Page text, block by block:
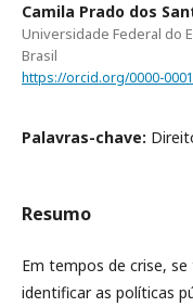
Camila Prado dos
Universidade Federal do
Brasil
https://orcid.org/0000-
Palavras-chave:
Resumo
Em tempos de crise,
identificar as políticas